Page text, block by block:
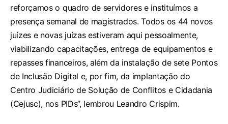
reforçamos o quadro de servidores e instituímos a
presença semanal de magistrados. Todos os 44 novos
juízes e novas juízas estiveram aqui pessoalmente,
viabilizando capacitações, entrega de equipamentos e
repasses financeiros, além da instalação de sete Pontos
de Inclusão Digital e, por fim, da implantação do
Centro Judiciário de Solução de Conflitos e Cidadania
(Cejusc), nos PIDs”, lembrou Leandro Crispim.